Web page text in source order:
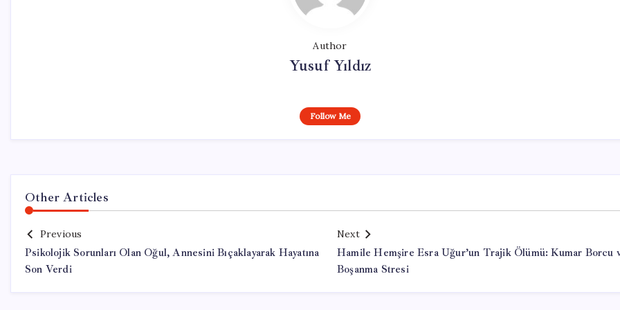
Author
Yusuf Yıldız
Follow Me
Other Articles
Previous
Psikolojik Sorunları Olan Oğul, Annesini Bıçaklayarak Hayatına
Son Verdi
Next
Hamile Hemşire Esra Uğur’un Trajik Ölümü: Kumar Borcu
Boşanma Stresi